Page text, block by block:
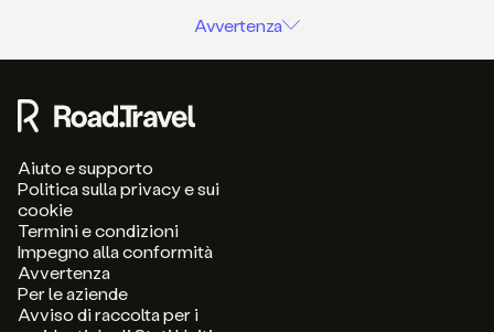
Avvertenza
Aiuto e supporto
Politica sulla privacy e sui
cookie
Termini e condizioni
Impegno alla conformità
Avvertenza
Per le aziende
Avviso di raccolta per i